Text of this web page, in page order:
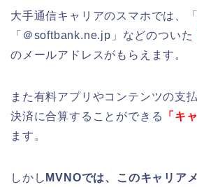
大手通信キャリアのスマホでは、
「＠softbank.ne.jp」などのついた
のメールアドレスがもらえます。
また有料アプリやコンテンツの支
決済に合算することができる
「キ
ます。
しかし MVNOでは、このキャリア